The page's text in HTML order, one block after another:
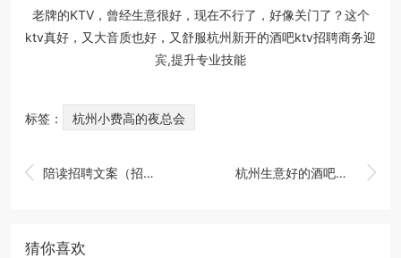
老牌的KTV，曾经生意很好，现在不行了，好像关门了？这个
ktv真好，又大音质也好，又舒服杭州新开的酒吧ktv招聘商务迎
宾,提升专业技能
标签： 杭州小费高的夜总会
 陪读招聘文案（招募家庭学习伙伴：陪伴成长，共筑未来） 
杭州生意好的酒吧招聘包厢服务员,是上白班还是上夜班
猜你喜欢